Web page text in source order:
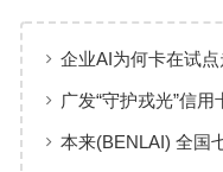
企业AI为何卡在试
回答：卡点不在模
广发“守护戎光”信
本来(BENLAI) 全国